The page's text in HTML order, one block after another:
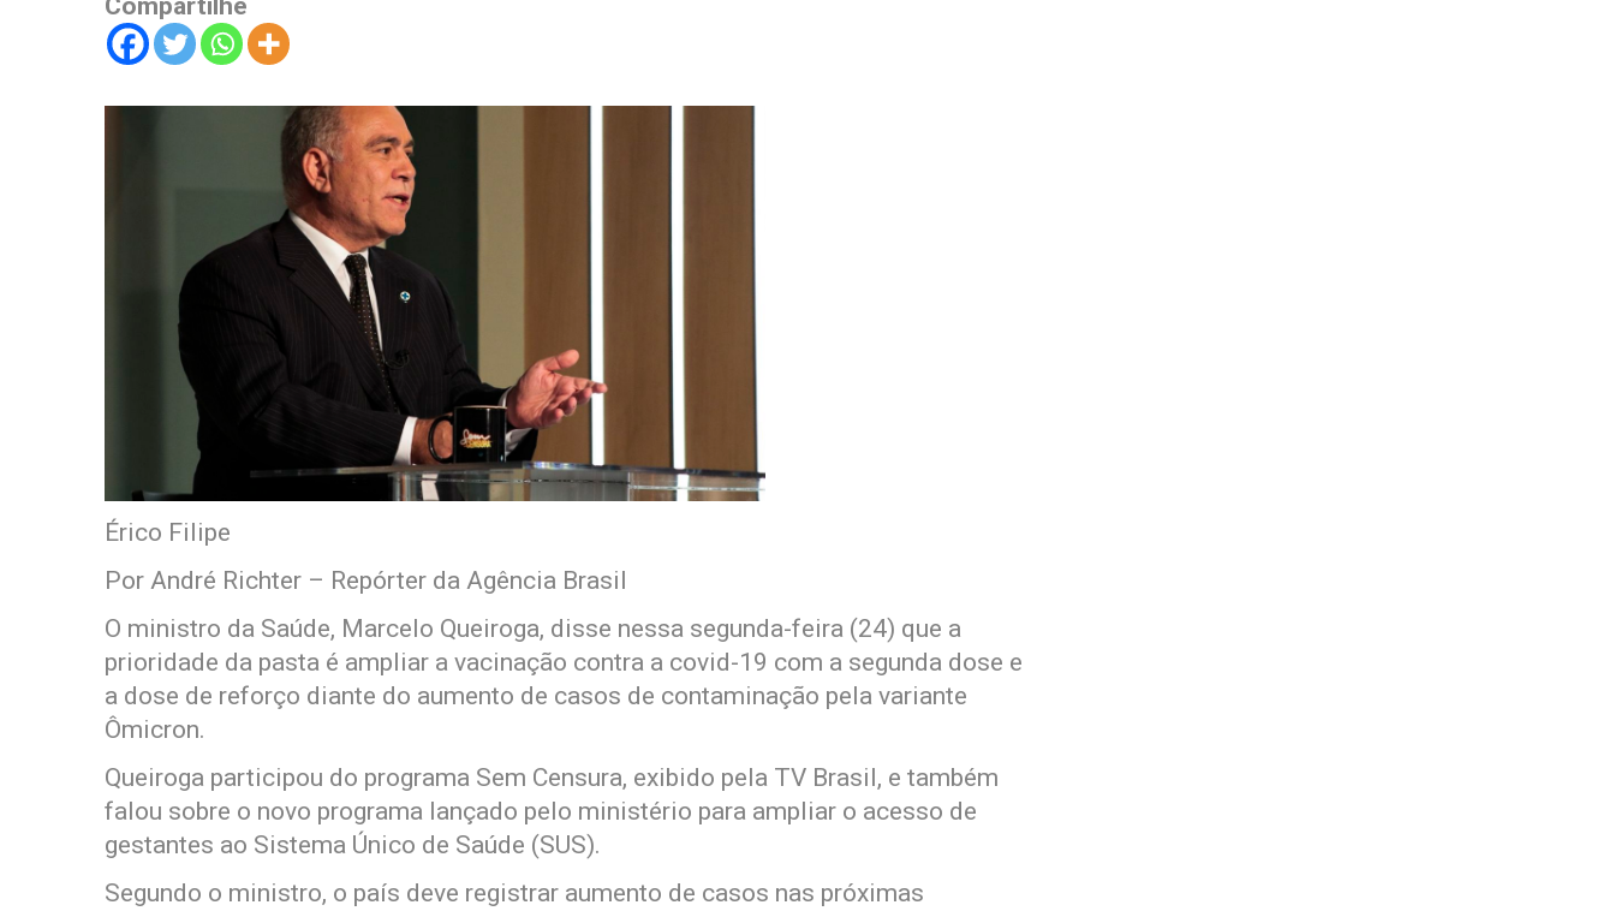
Compartilhe
Érico Filipe
Por André Richter – Repórter da Agência Brasil
O ministro da Saúde, Marcelo Queiroga, disse nessa segunda-feira (24) que a
prioridade da pasta é ampliar a vacinação contra a covid-19 com a segunda dose e
a dose de reforço diante do aumento de casos de contaminação pela variante
Ômicron.
Queiroga participou do programa Sem Censura, exibido pela TV Brasil, e também
falou sobre o novo programa lançado pelo ministério para ampliar o acesso de
gestantes ao Sistema Único de Saúde (SUS).
Segundo o ministro, o país deve registrar aumento de casos nas próximas